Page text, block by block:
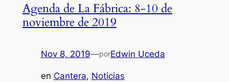
Agenda de La Fábrica: 8-10 de
noviembre de 2019
Nov 8, 2019—porEdwin Uceda
en Cantera, Noticias